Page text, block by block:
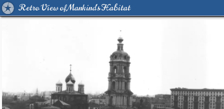
Retro View of Mankind's Habitat